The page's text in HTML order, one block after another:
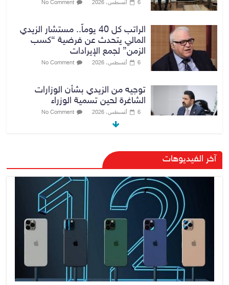
6 أغسطس، 2026 No Comment
الراتب كل 40 يوماً.. مستشار الزيدي
المالي يتحدث عن فرضية “كسب
الزمن” لجمع الإيرادات
6 أغسطس، 2026 No Comment
توجيه من الزيدي بشأن الوزارات
الشاغرة لحين تسمية الوزراء
6 أغسطس، 2026 No Comment
هيئة الإعلام والاتصالات تعتمد شركة
Apple منصة رقمية موثوقة لدعم
الاقتصاد الرقمي
6 أغسطس، 2026 No Comment
رئيس هيئة النزاهة: لا مظلة تحمي
الفاسدين والمال العام أمانة
No Comment
آخر الفيديوهات